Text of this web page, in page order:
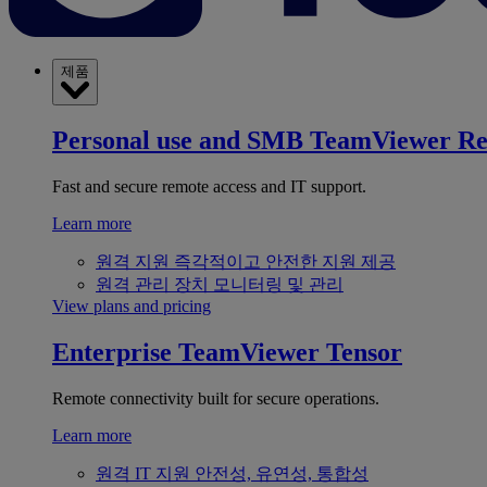
제품
Personal use and SMB TeamViewer
Fast and secure remote access and IT support.
Learn more
원격 지원 즉각적이고 안전한 지원 제공
원격 관리 장치 모니터링 및 관리
View plans and pricing
Enterprise TeamViewer Tensor
Remote connectivity built for secure operations.
Learn more
원격 IT 지원 안전성, 유연성, 통합성